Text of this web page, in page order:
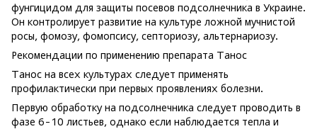
фунгицидом для защиты посевов подсолнечника в Украине.
Он контролирует развитие на культуре ложной мучнистой
росы, фомозу, фомопсису, септориозу, альтернариозу.
Рекомендации по применению препарата Танос
Танос на всех культурах следует применять
профилактически при первых проявлениях болезни.
Первую обработку на подсолнечника следует проводить в
фазе 6-10 листьев, однако если наблюдается тепла и